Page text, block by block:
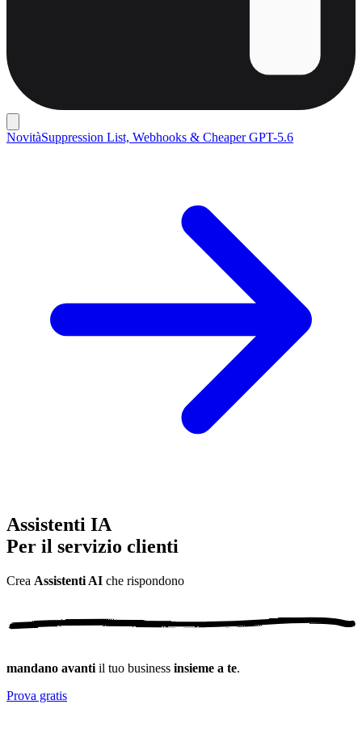
NovitàSuppression List, Webhooks & Cheaper GPT-5.6
Assistenti IA
Per il servizio clienti
Crea Assistenti AI che rispondono
mandano avanti il tuo business insieme a te.
Prova gratis